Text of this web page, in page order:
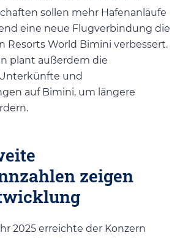
sollen mehr Hafenanläufe
eine neue Flugverbindung die
Resorts World Bimini verbessert.
plant außerdem die
und
auf Bimini, um längere
zeigen
2025 erreichte der Konzern